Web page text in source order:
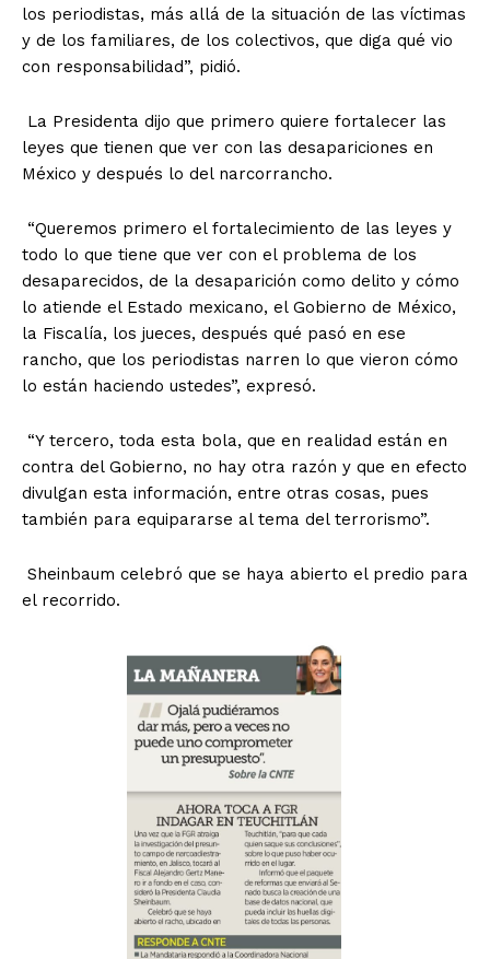
los periodistas, más allá de la situación de las víctimas
y de los familiares, de los colectivos, que diga qué vio
con responsabilidad”, pidió.
La Presidenta dijo que primero quiere fortalecer las
leyes que tienen que ver con las desapariciones en
México y después lo del narcorrancho.
“Queremos primero el fortalecimiento de las leyes y
todo lo que tiene que ver con el problema de los
desaparecidos, de la desaparición como delito y cómo
lo atiende el Estado mexicano, el Gobierno de México,
la Fiscalía, los jueces, después qué pasó en ese
rancho, que los periodistas narren lo que vieron cómo
lo están haciendo ustedes”, expresó.
“Y tercero, toda esta bola, que en realidad están en
contra del Gobierno, no hay otra razón y que en efecto
divulgan esta información, entre otras cosas, pues
también para equipararse al tema del terrorismo”.
Sheinbaum celebró que se haya abierto el predio para
el recorrido.